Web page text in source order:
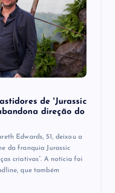
de 'Jurassic
direção do
Edwards, 51, deixou a
da franquia Jurassic
criativas”. A notícia foi
que também